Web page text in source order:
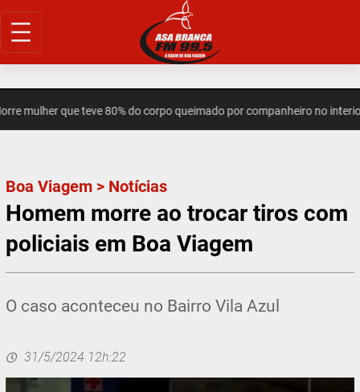
Pular
para
mulher que teve 80% do corpo queimado por companheiro no interior
Boa Viagem > Notícias
Homem morre ao trocar tiros com
policiais em Boa Viagem
O caso aconteceu no Bairro Vila Azul
31/5/2024 12h:22